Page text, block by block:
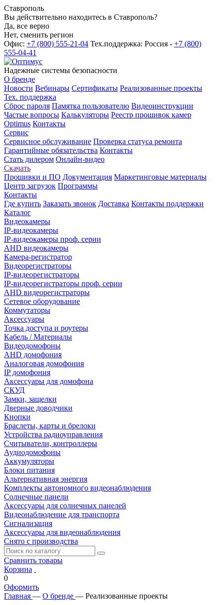
Ставрополь
Вы действительно находитесь в Ставрополь?
Да, все верно
Нет, сменить регион
Офис: +7 (800) 555-21-04 Тех.поддержка: Россия - +7 (800)
555-04-41
Надежные системы безопасности
О бренде
Новости Вебинары Сертификаты Реализованные проекты
Тех. поддержка
Сброс пароля Памятка пользователю Видеоинструкции
Частые вопросы Калькуляторы Реестр прошивок камер
Optimus Контакты
Сервис
Сервисное обслуживание Проверка статуса ремонта
Гарантийные обязательства Контакты
Стать дилером Онлайн-видео
Скачать
Прошивки и ПО Документация Маркетинговые материалы
Центр загрузок Программы
Контакты
Где купить Заказать звонок Доставка Контакты поддержки
Каталог
Видеокамеры
IP-видеокамеры
IP-видеокамеры проф. серии
AHD видеокамеры
Камера-регистратор
Видеорегистраторы
IP-видеорегистраторы
IP-видеорегистраторы проф. серии
AHD видеорегистраторы
Сетевое оборудование
Коммутаторы
Аксессуары
Точка доступа и роутеры
Кабель / Материалы
Видеодомофоны
AHD домофония
Аналоговая домофония
IP домофония
Аксессуары для домофона
СКУД
Замки, защелки
Дверные доводчики
Кнопки
Браслеты, карты и брелоки
Устройства радиоуправления
Считыватели, контроллеры
Аудиодомофоны
Аккумуляторы
Блоки питания
Альтернативная энергия
Комплекты автономного видеонаблюдения
Солнечные панели
Аксессуары для солнечных панелей
Видеонаблюдение для транспорта
Сигнализация
Аксессуары для видеонаблюдения
Снято с производства
Сравнить товары
Корзина
0
Оформить
Главная — О бренде — Реализованные проекты